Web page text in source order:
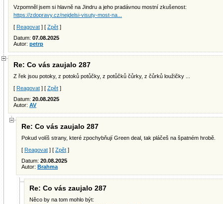
Vzpomněl jsem si hlavně na Jindru a jeho pradávnou mostní zkušenost:
https://zdopravy.cz/nejdelsi-visuty-most-na...
[ Reagovat ] [ Zpět ]
Datum: 07.08.2025
Autor: petrp
Re: Co vás zaujalo 287
Z řek jsou potoky, z potoků potůčky, z potůčků čůrky, z čůrků loužičky ...
[ Reagovat ] [ Zpět ]
Datum: 20.08.2025
Autor: AV
Re: Co vás zaujalo 287
Pokud volíš strany, které zpochybňují Green deal, tak pláčeš na špatném hrobě.
[ Reagovat ] [ Zpět ]
Datum: 20.08.2025
Autor: Brahma
Re: Co vás zaujalo 287
Něco by na tom mohlo být: